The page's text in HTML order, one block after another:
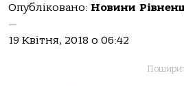
Опубліковано: Новини
—
19 Квітня, 2018 о 06:42